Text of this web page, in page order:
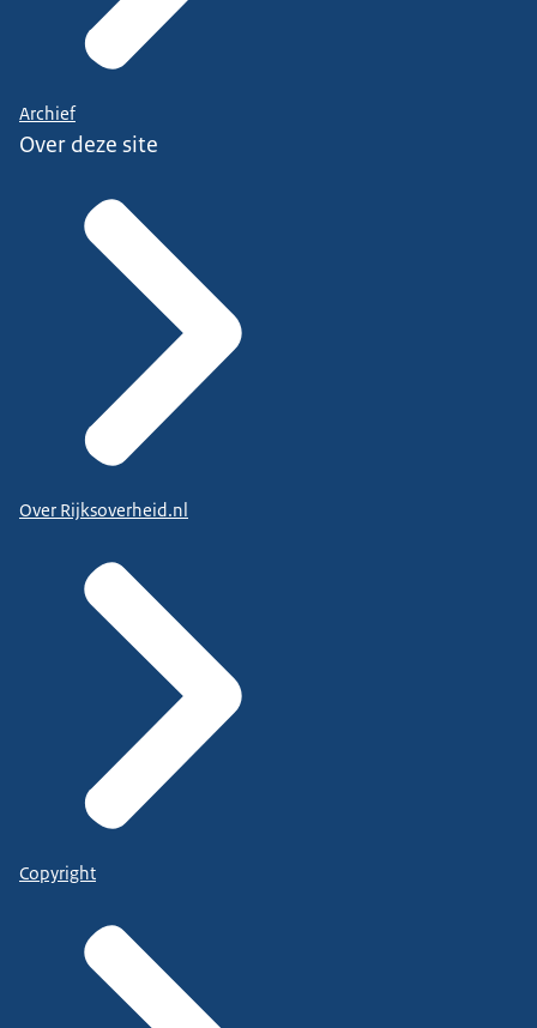
Archief
Over deze site
Over Rijksoverheid.nl
Copyright